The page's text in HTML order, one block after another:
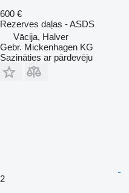
600 €
Rezerves daļas - ASDS
Vācija, Halver
Gebr. Mickenhagen KG
Sazināties ar pārdevēju
2